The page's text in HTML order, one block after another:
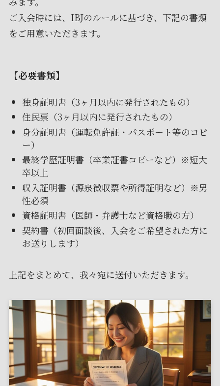
ご入会時には、IBJのルールに基づき、下記の書類
をご用意いただきます。
【必要書類】
独身証明書（3ヶ月以内に発行されたもの）
住民票（3ヶ月以内に発行されたもの）
身分証明書（運転免許証・パスポート等のコピ
ー）
最終学歴証明書（卒業証書コピーなど）※短大
卒以上
収入証明書（源泉徴収票や所得証明など）※男
性必須
資格証明書（医師・弁護士など資格職の方）
契約書（初回面談後、入会をご希望された方に
お送りします）
上記をまとめて、我々宛に送付いただきます。